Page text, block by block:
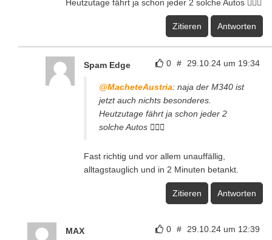
Heutzutage fährt ja schon jeder 2 solche Autos 🤷🏽‍♂️
Zitieren Antworten
0 # 29.10.24 um 19:34
Spam Edge
@MacheteAustria: naja der M340 ist
jetzt auch nichts besonderes.
Heutzutage fährt ja schon jeder 2
solche Autos 🤷🏽‍♂️
Fast richtig und vor allem unauffällig,
alltagstauglich und in 2 Minuten betankt.
Zitieren Antworten
0 # 29.10.24 um 12:39
MAX